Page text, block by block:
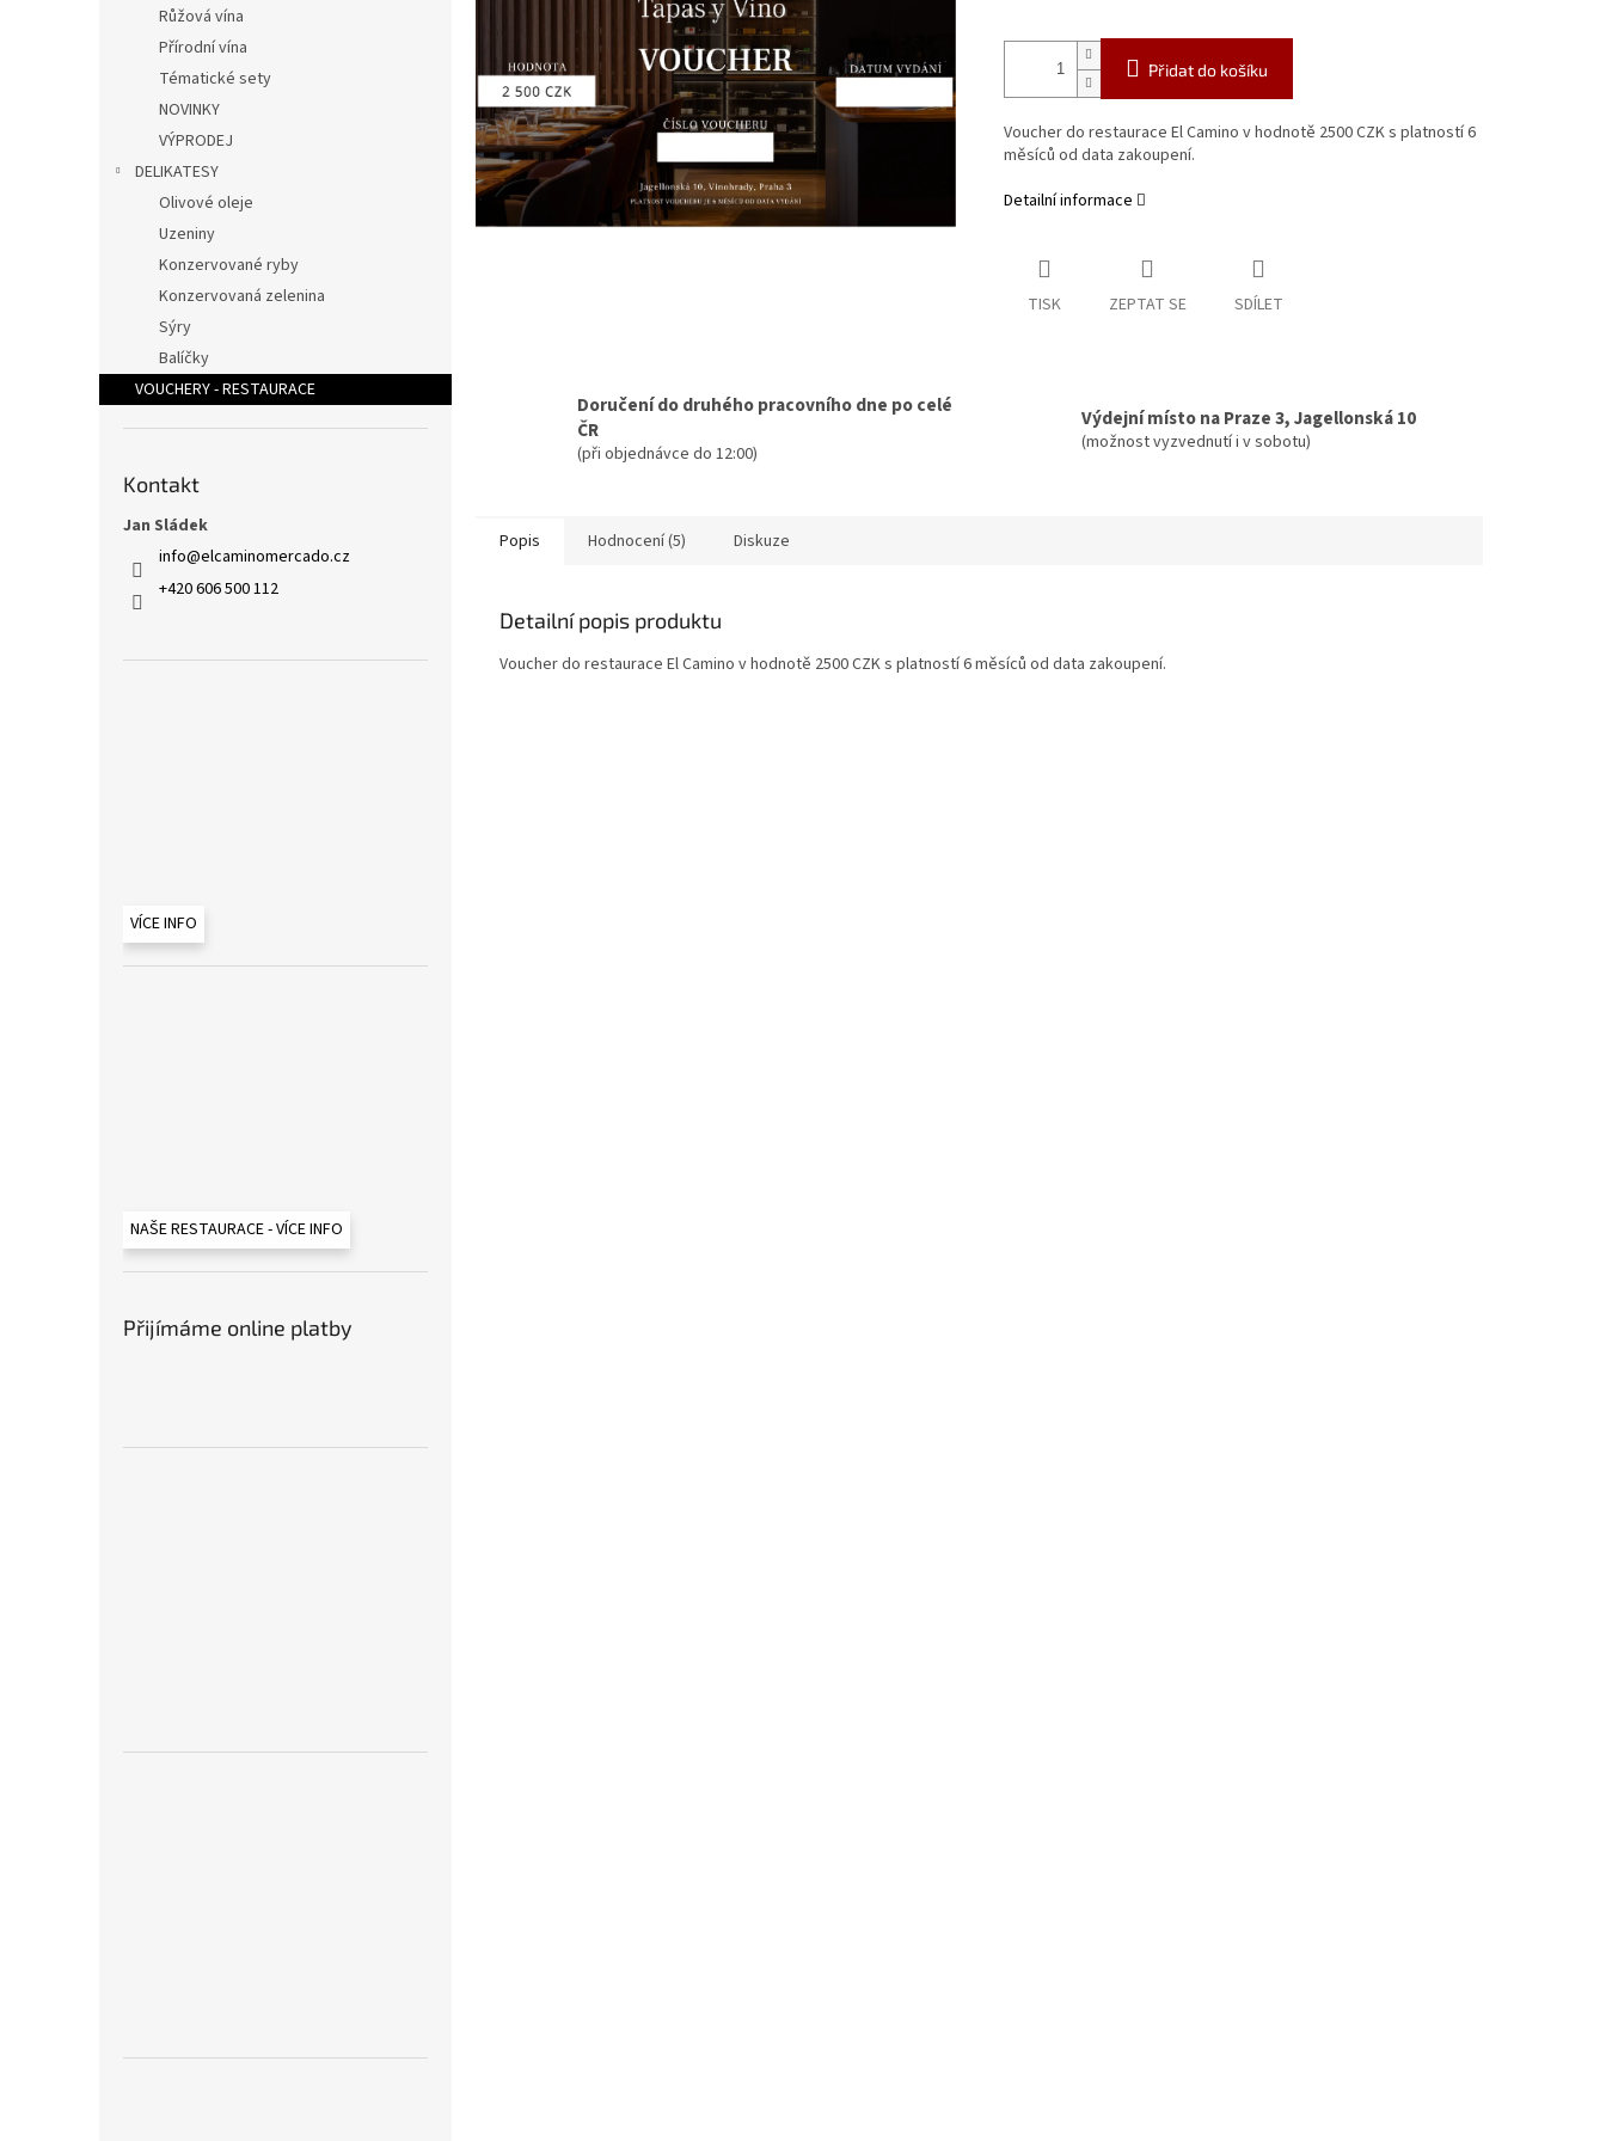
Růžová vína
Přírodní vína
Tématické sety
NOVINKY
VÝPRODEJ
DELIKATESY
Olivové oleje
Uzeniny
Konzervované ryby
Konzervovaná zelenina
Sýry
Balíčky
VOUCHERY - RESTAURACE
Kontakt
Jan Sládek
info@elcaminomercado.cz
+420 606 500 112
VÍCE INFO
NAŠE RESTAURACE - VÍCE INFO
Přijímáme online platby
Přidat do košíku
Voucher do restaurace El Camino v hodnotě 2500 CZK s platností 6
měsíců od data zakoupení.
Detailní informace
TISK ZEPTAT SE SDÍLET
Doručení do druhého pracovního dne po celé
ČR
(při objednávce do 12:00)
Výdejní místo na Praze 3, Jagellonská 10
(možnost vyzvednutí i v sobotu)
Popis Hodnocení (5) Diskuze
Detailní popis produktu
Voucher do restaurace El Camino v hodnotě 2500 CZK s platností 6 měsíců od data zakoupení.